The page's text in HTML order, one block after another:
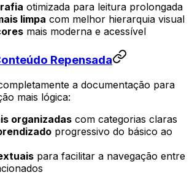
otimizada para leitura prolongada
limpa com melhor hierarquia visual
mais moderna e acessível
Repensada
a documentação para
mais lógica:
organizadas com categorias claras
progressivo do básico ao
para facilitar a navegação entre